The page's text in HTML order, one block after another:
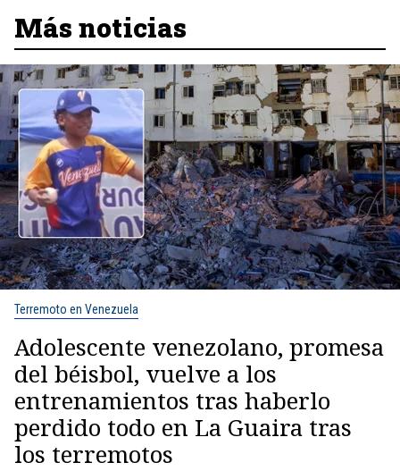
Más noticias
Terremoto en Venezuela
Adolescente venezolano, promesa
del béisbol, vuelve a los
entrenamientos tras haberlo
perdido todo en La Guaira tras
los terremotos